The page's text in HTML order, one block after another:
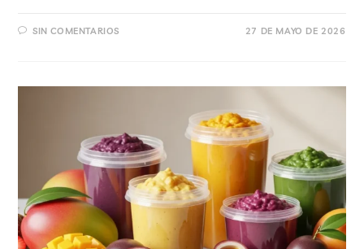
SIN COMENTARIOS 27 DE MAYO DE 2026